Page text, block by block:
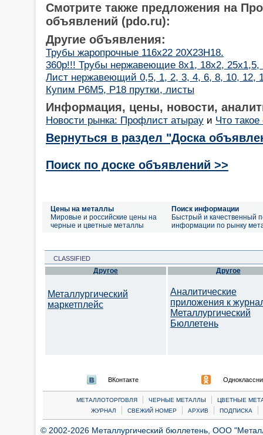
Смотрите также предложения на
объявлений (pdo.ru):
Другие объявления:
Трубы жаропрочные 116х22 20Х23Н18.
360р!!! Трубы нержавеющие 8х1, 18х2, 25х1,5,
Лист нержавеющий 0,5, 1, 2, 3, 4, 6, 8, 10, 12,
Купим Р6М5, Р18 прутки, листы
Информация, цены, новости,
Новости рынка: Профлист атырау и Что
Вернуться в раздел "Доска
Поиск по доске объявлений >>
Цены на металлы
Мировые и российские цены на
черные и цветные металлы
Поиск информации
Быстрый и качественный
информации по рынку
CLASSIFIED
Другое
Металлургический
маркетплейс
Другое
Аналитические
приложения к
Металлургический
Бюллетень
ВКонтакте
МЕТАЛЛОТОРГОВЛЯ | ЧЕРНЫЕ МЕТАЛЛЫ |
ЦВЕТНЫЕ
ЖУРНАЛ
| СВЕЖИЙ НОМЕР | АРХИВ | ПОДПИСКА |
© 2002-2026 Металлургический бюллетень, ООО